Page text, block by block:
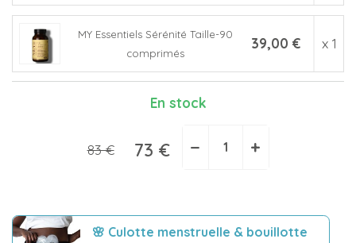
MY Essentiels Sérénité Taille-90
comprimés
39,00 € x 1
En stock
83 € 73 € − +
🌸 Culotte menstruelle & bouillotte